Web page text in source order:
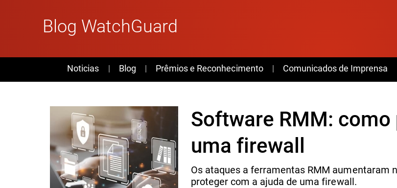
Blog WatchGuard
News
Noticias Blog Prêmios e Reconhecimento Comunicados de Imprensa
Software RMM:
uma firewall
Os ataques a ferramentas RMM aumentaram
proteger com a ajuda de uma firewall.